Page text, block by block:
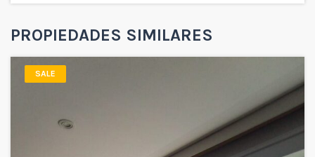
PROPIEDADES SIMILARES
SALE